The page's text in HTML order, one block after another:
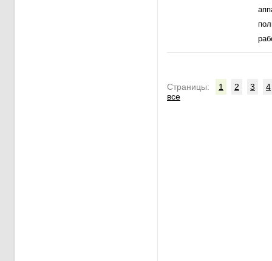
Cтраницы: 1 2 3
4
все